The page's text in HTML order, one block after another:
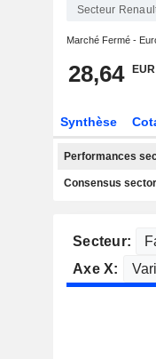
Secteur
Marché Fermé -
28,64 EUR
Synthèse
Performances
Consensus
Secteur:
Axe X: